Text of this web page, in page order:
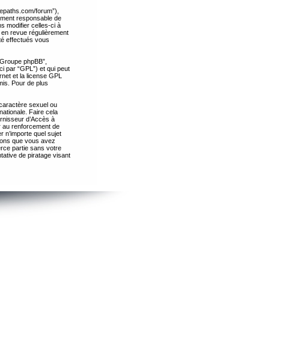
forum”),
responsable de
modifier celles-ci à
revue régulièrement
effectués vous
phpBB”,
par “GPL”) et qui peut
et la license GPL
Pour de plus
sexuel ou
Faire cela
d’Accès à
au renforcement de
n’importe quel sujet
que vous avez
partie sans votre
de piratage visant